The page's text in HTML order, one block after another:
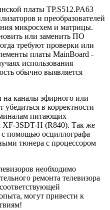
платы TP.S512.PA63
и преобразователей
микросхем и матрицы.
или заменить ПО
требуют проверки или
платы MainBoard -
использования
обычно выявляется
на каналы эфирного или
убедиться в корректности
питающих
3SDT-H (R840). Так же
с помощью осциллографа
тюнера с процессором
необходимо
ремонта телевизора
могут привести к